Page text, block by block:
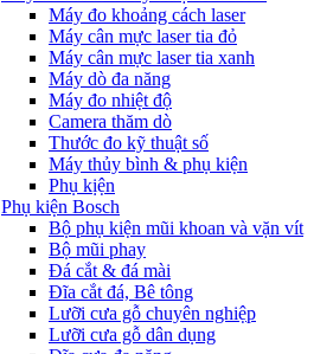
Máy đo khoảng cách laser
Máy cân mực laser tia đỏ
Máy cân mực laser tia xanh
Máy dò đa năng
Máy đo nhiệt độ
Camera thăm dò
Thước đo kỹ thuật số
Máy thủy bình & phụ kiện
Phụ kịện
Phụ kiện Bosch
Bộ phụ kiện mũi khoan và vặn vít
Bộ mũi phay
Đá cắt & đá mài
Đĩa cắt đá, Bê tông
Lưỡi cưa gỗ chuyên nghiệp
Lưỡi cưa gỗ dân dụng